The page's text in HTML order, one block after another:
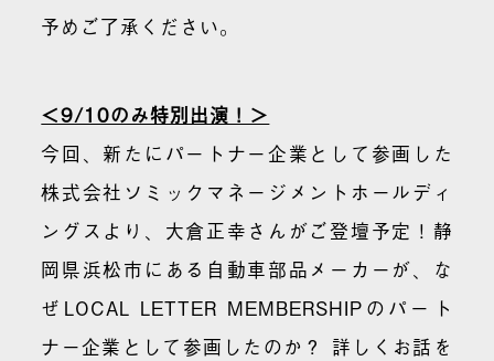
予めご了承ください。
＜9/10のみ特別出演！＞
今回、新たにパートナー企業として参画した
株式会社ソミックマネージメントホールディ
ングスより、大倉正幸さんがご登壇予定！静
岡県浜松市にある自動車部品メーカーが、な
ぜLOCAL LETTER MEMBERSHIPのパート
ナー企業として参画したのか？ 詳しくお話を